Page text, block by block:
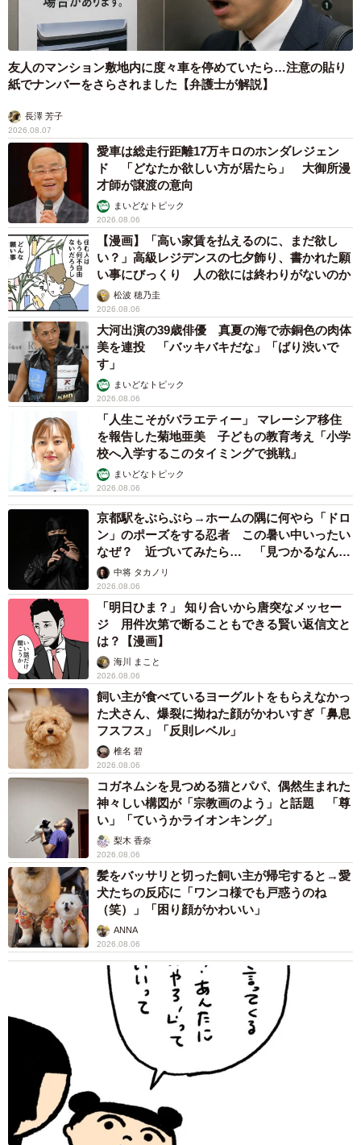
友人のマンション敷地内に度々車を停めていたら…注意の貼り
紙でナンバーをさらされました【弁護士が解説】
長澤 芳子
2026.08.07
愛車は総走行距離17万キロのホンダレジェン
ド 「どなたか欲しい方が居たら」 大御所漫
才師が譲渡の意向
まいどなトピック
2026.08.06
【漫画】「高い家賃を払えるのに、まだ欲し
い？」高級レジデンスの七夕飾り、書かれた願
い事にびっくり 人の欲には終わりがないのか
松波 穂乃圭
2026.08.06
大河出演の39歳俳優 真夏の海で赤銅色の肉体
美を連投 「バッキバキだな」「ばり渋いで
す」
まいどなトピック
2026.08.06
「人生こそがバラエティー」 マレーシア移住
を報告した菊地亜美 子どもの教育考え「小学
校へ入学するこのタイミングで挑戦」
まいどなトピック
2026.08.06
京都駅をぶらぶら→ホームの隅に何やら「ドロ
ン」のポーズをする忍者 この暑い中いったい
なぜ？ 近づいてみたら… 「見つかるなんて
未熟」中将 タカノリ
2026.08.06
「明日ひま？」 知り合いから唐突なメッセー
ジ 用件次第で断ることもできる賢い返信文と
は？【漫画】
海川 まこと
2026.08.06
飼い主が食べているヨーグルトをもらえなかっ
た犬さん、爆裂に拗ねた顔がかわいすぎ「鼻息
フスフス」「反則レベル」
椎名 碧
2026.08.06
コガネムシを見つめる猫とパパ、偶然生まれた
神々しい構図が「宗教画のよう」と話題 「尊
い」「ていうかライオンキング」
梨木 香奈
2026.08.06
髪をバッサリと切った飼い主が帰宅すると→愛
犬たちの反応に「ワンコ様でも戸惑うのね
（笑）」「困り顔がかわいい」
ANNA
2026.08.06